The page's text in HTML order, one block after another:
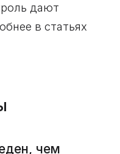
дают
в статьях
чем